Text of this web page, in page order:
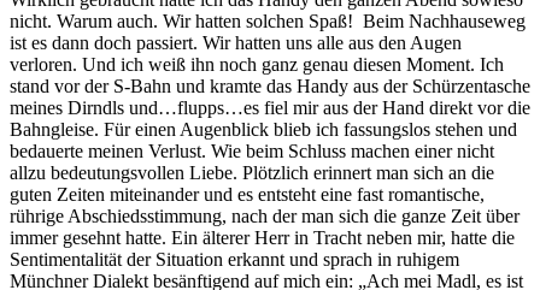
nicht. Warum auch. Wir hatten solchen Spaß! Beim Nachhauseweg
ist es dann doch passiert. Wir hatten uns alle aus den Augen
verloren. Und ich weiß ihn noch ganz genau diesen Moment. Ich
stand vor der S-Bahn und kramte das Handy aus der Schürzentasche
meines Dirndls und…flupps…es fiel mir aus der Hand direkt vor die
Bahngleise. Für einen Augenblick blieb ich fassungslos stehen und
bedauerte meinen Verlust. Wie beim Schluss machen einer nicht
allzu bedeutungsvollen Liebe. Plötzlich erinnert man sich an die
guten Zeiten miteinander und es entsteht eine fast romantische,
rührige Abschiedsstimmung, nach der man sich die ganze Zeit über
immer gesehnt hatte. Ein älterer Herr in Tracht neben mir, hatte die
Sentimentalität der Situation erkannt und sprach in ruhigem
Münchner Dialekt besänftigend auf mich ein: „Ach mei Madl, es ist